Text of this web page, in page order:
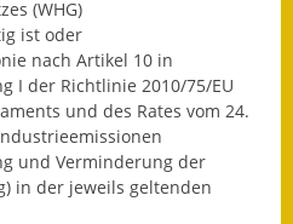
Stellenausschreibungen
Zahlen und Fakten
Bauhof Notzingen
(WHG)
ist oder
nach Artikel 10 in
I der Richtlinie 2010/75/EU
und des Rates vom 24.
und Verminderung der
in der jeweils geltenden